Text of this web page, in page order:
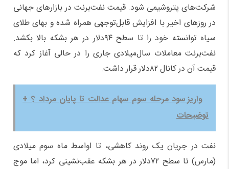
شرکت‌های پتروشیمی شود. قیمت نفت‌برنت در بازار‌های جهانی
در روز‌های اخیر با افزایش قابل‌توجهی همراه شده و بهای طلای
سیاه توانسته خود را تا سطح ۹۴‌دلار در هر بشکه بالا بکشد.
نفت‌برنت معاملات سال‌میلادی جاری را در حالی آغاز کرد که
قیمت آن در کانال ۸۲‌دلار قرار داشت.
واریز سود مرحله سوم سهام عدالت تا پایان مرداد ؟ +
توضیحات
نفت در جریان یک روند کاهشی، تا اواسط ماه سوم میلادی
(مارس) تا سطح ۷۲‌دلار در هر بشکه عقب‌نشینی کرد، اما موج